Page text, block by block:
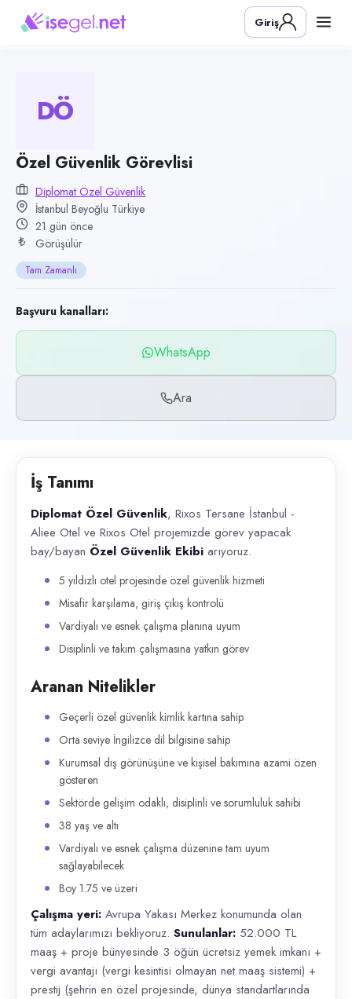
Pozisyon
Özel Güvenlik Görevlisi
Kategori
Konum
Beyoğlu, İstanbul
Çalışma şekli
Tam Zamanlı · Ofis
Yayın tarihi
15 Temmuz 2026
Son geçerlilik
13 Ekim 2026
WhatsApp, Telefon
İlan açıklaması
Giriş
DÖ
Özel Güvenlik Görevlisi
Diplomat Özel Güvenlik
İstanbul Beyoğlu Türkiye
21 gün önce
Görüşülür
Tam Zamanlı
Başvuru kanalları:
WhatsApp
Ara
İş Tanımı
Diplomat Özel Güvenlik, Rixos Tersane İstanbul -
Aliee Otel ve Rixos Otel projemizde görev yapacak
bay/bayan Özel Güvenlik Ekibi arıyoruz.
5 yıldızlı otel projesinde özel güvenlik hizmeti
Misafir karşılama, giriş çıkış kontrolü
Vardiyalı ve esnek çalışma planına uyum
Disiplinli ve takım çalışmasına yatkın görev
Aranan Nitelikler
Geçerli özel güvenlik kimlik kartına sahip
Orta seviye İngilizce dil bilgisine sahip
Kurumsal dış görünüşüne ve kişisel bakımına azami özen
gösteren
Sektörde gelişim odaklı, disiplinli ve sorumluluk sahibi
38 yaş ve altı
Vardiyalı ve esnek çalışma düzenine tam uyum
sağlayabilecek
Boy 1.75 ve üzeri
Çalışma yeri: Avrupa Yakası Merkez konumunda olan
tüm adaylarımızı bekliyoruz. Sunulanlar: 52.000 TL
maaş + proje bünyesinde 3 öğün ücretsiz yemek imkanı +
vergi avantajı (vergi kesintisi olmayan net maaş sistemi) +
prestij (şehrin en özel projesinde, dünya standartlarında